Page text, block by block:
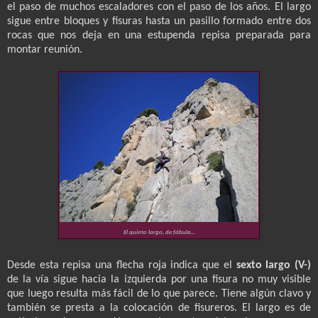
el paso de muchos escaladores con el paso de los años. El largo
sigue entre bloques y fisuras hasta un pasillo formado entre dos
rocas que nos deja en una estupenda repisa preparada para
montar reunión.
El quinto largo, de fábula...
Desde esta repisa una flecha roja indica que el sexto largo (V-)
de la vía sigue hacia la izquierda por una fisura no muy visible
que luego resulta más fácil de lo que parece. Tiene algún clavo y
también se presta a la colocación de fisureros. El largo es de